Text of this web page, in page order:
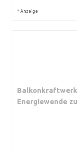
* Anzeige
Energiewende